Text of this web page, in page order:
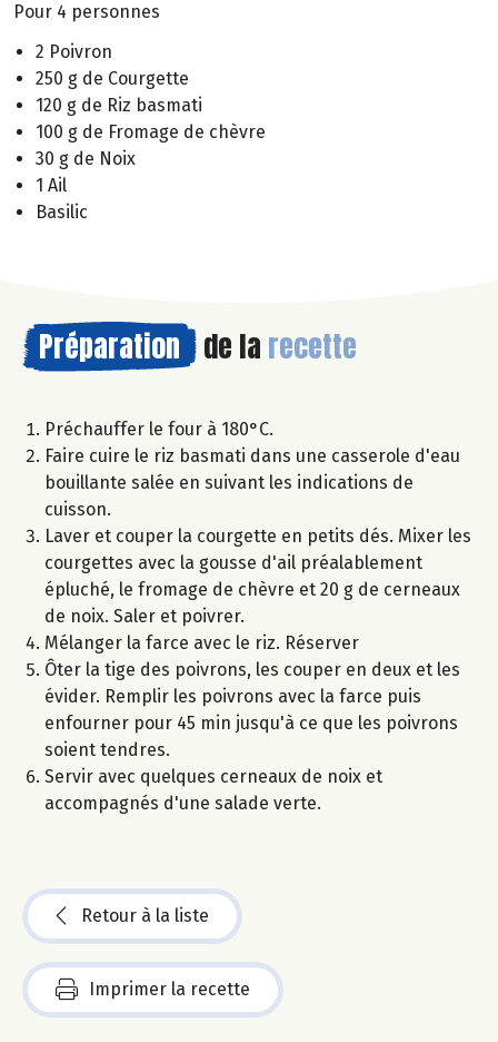
Pour 4 personnes
2 Poivron
250 g de Courgette
120 g de Riz basmati
100 g de Fromage de chèvre
30 g de Noix
1 Ail
Basilic
Préparation de la recette
Préchauffer le four à 180°C.
Faire cuire le riz basmati dans une casserole d'eau
bouillante salée en suivant les indications de
cuisson.
Laver et couper la courgette en petits dés. Mixer les
courgettes avec la gousse d'ail préalablement
épluché, le fromage de chèvre et 20 g de cerneaux
de noix. Saler et poivrer.
Mélanger la farce avec le riz. Réserver
Ôter la tige des poivrons, les couper en deux et les
évider. Remplir les poivrons avec la farce puis
enfourner pour 45 min jusqu'à ce que les poivrons
soient tendres.
Servir avec quelques cerneaux de noix et
accompagnés d'une salade verte.
Retour à la liste
Imprimer la recette